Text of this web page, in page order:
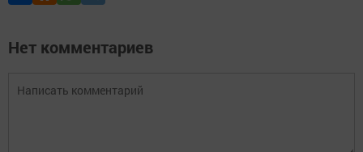
Нет комментариев